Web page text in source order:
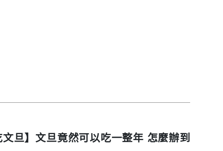
文旦】文旦竟然可以吃一整年 怎麼辦到